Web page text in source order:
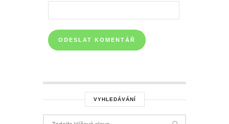
VYHLEDÁVÁNÍ